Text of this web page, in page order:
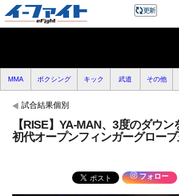
MMA ボクシング キック 武道 その他
試合結果個別
【RISE】YA-MAN、3度のダウ
初代オープンフィンガーグロー
フォロー